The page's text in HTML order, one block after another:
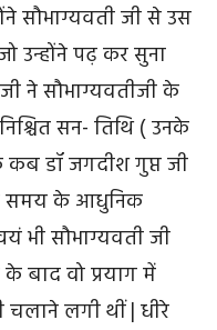
सौभाग्यवती जी से उस
उन्होंने पढ़ कर सुना
ने सौभाग्यवतीजी के
सन- तिथि ( उनके
कब डॉ जगदीश गुप्त जी
समय के आधुनिक
भी सौभाग्यवती जी
बाद वो प्रयाग में
लगी थीं | धीरे